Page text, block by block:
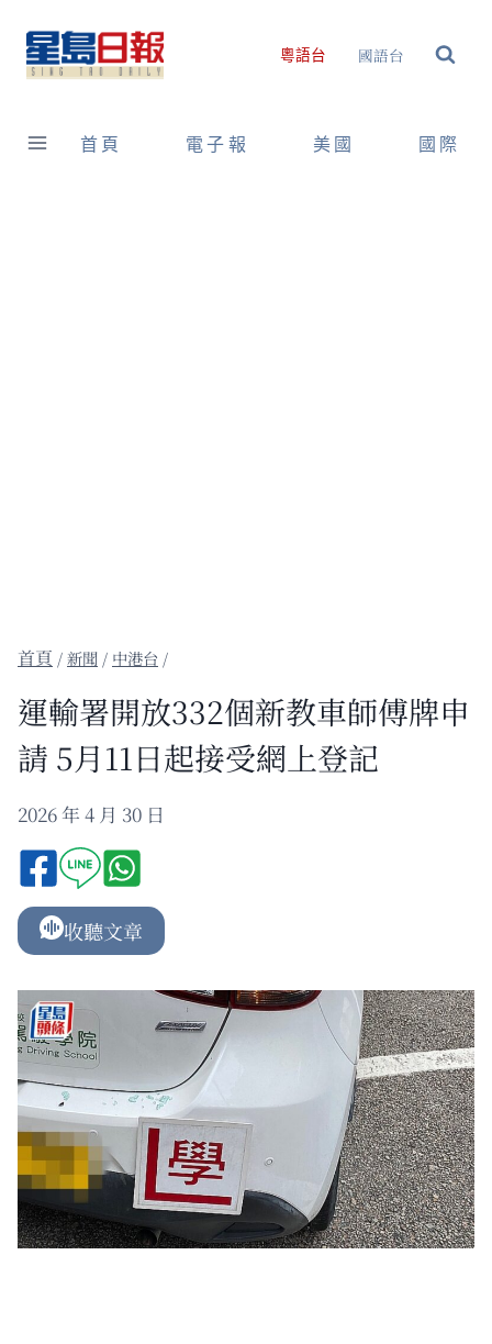
content
粵語台 國語台
首頁 電子報 美國 國際
/新聞 / 中港台 /
運輸署開放332個新教車師傅牌申
請 5月11日起接受網上登記
2026 年 4 月 30 日
收聽文章